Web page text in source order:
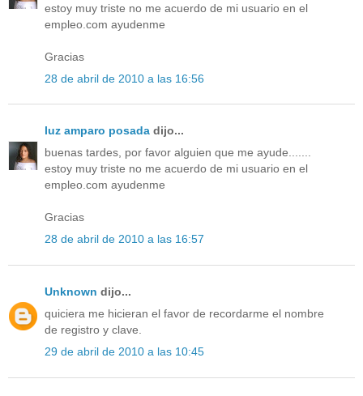
estoy muy triste no me acuerdo de mi usuario en el
empleo.com ayudenme
Gracias
28 de abril de 2010 a las 16:56
luz amparo posada dijo...
buenas tardes, por favor alguien que me ayude.......
estoy muy triste no me acuerdo de mi usuario en el
empleo.com ayudenme
Gracias
28 de abril de 2010 a las 16:57
Unknown dijo...
quiciera me hicieran el favor de recordarme el nombre
de registro y clave.
29 de abril de 2010 a las 10:45